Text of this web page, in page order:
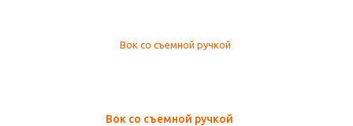
Вок со съемной ручкой